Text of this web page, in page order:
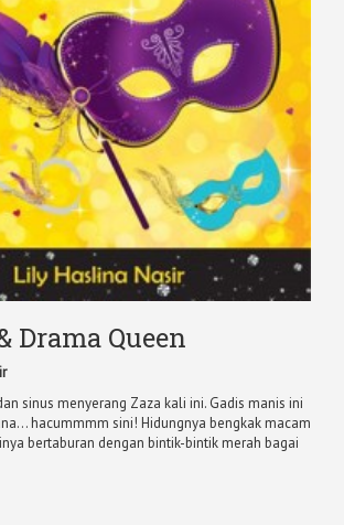
Drama Queen
sinus menyerang Zaza kali ini. Gadis manis ini
hacummmm sini! Hidungnya bengkak macam
bertaburan dengan bintik-bintik merah bagai